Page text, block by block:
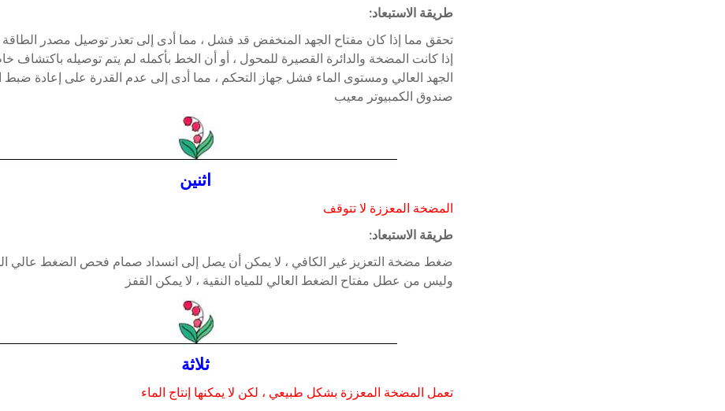
طريقة الاستبعاد:
تحقق مما إذا كان مفتاح الجهد المنخفض قد فشل ، مما أدى إلى تعذر توصيل مصدر
إذا كانت المضخة والدائرة القصيرة للمحول ، أو أن الخط بأكمله لم يتم توصيله باكتشاف
الجهد العالي ومستوى الماء فشل جهاز التحكم ، مما أدى إلى عدم القدرة على إعادة
صندوق الكمبيوتر معيب
اثنين
المضخة المعززة لا تتوقف
طريقة الاستبعاد:
ضغط مضخة التعزيز غير الكافي ، لا يمكن أن يصل إلى انسداد صمام فحص الضغط عالي
وليس من عطل مفتاح الضغط العالي للمياه النقية ، لا يمكن القفز
ثلاثة
تعمل المضخة المعززة بشكل طبيعي ، لكن لا يمكنها إنتاج الماء